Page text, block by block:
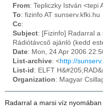
From: Tepliczky István <tepi
To: fizinfo AT sunserv.kfki.hu
Cc:
Subject: [Fizinfo] Radarral
Rádiótávcső ajánló (kedd
Date: Mon, 24 Apr 2006
List-archive: <http://
List-id : ELFT
Organization: Magyar
Radarral a marsi víz nyomában